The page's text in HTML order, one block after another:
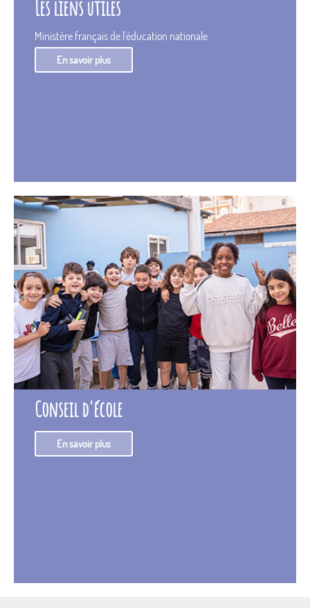
Les liens utiles
Ministère français de l'éducation nationale
En savoir plus
Conseil d'école
En savoir plus